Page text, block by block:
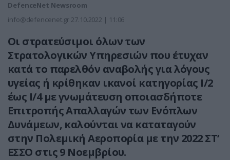
DefenceNet Newsroom
info@defencenet.gr 27.10.2022 | 11:06
Οι στρατεύσιμοι όλων των
Στρατολογικών Υπηρεσιών που έτυχαν
κατά το παρελθόν αναβολής για λόγους
υγείας ή κρίθηκαν ικανοί κατηγορίας Ι/2
έως Ι/4 με γνωμάτευση οποιασδήποτε
Επιτροπής Απαλλαγών των Ενόπλων
Δυνάμεων, καλούνται να καταταγούν
στην Πολεμική Αεροπορία με την 2022 ΣΤ’
ΕΣΣΟ στις 9 Νοεμβρίου.